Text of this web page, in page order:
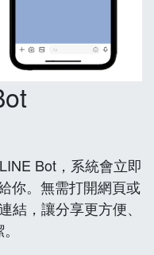
Bot，系統會立即
你。無需打開網頁或
，讓分享更方便、